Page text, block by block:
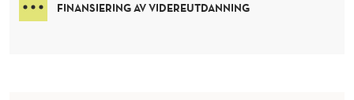
FINANSIERING AV VIDEREUTDANNING